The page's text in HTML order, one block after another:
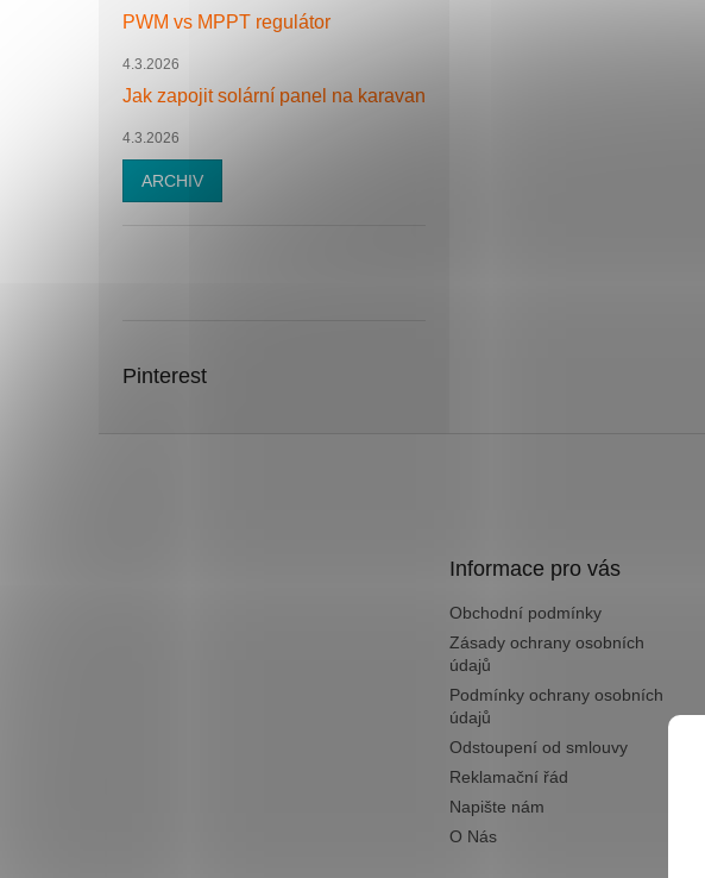
PWM vs MPPT regulátor
4.3.2026
Jak zapojit solární panel na karavan
4.3.2026
ARCHIV
Pinterest
Informace pro vás
Obchodní podmínky
Zásady ochrany osobních
údajů
Podmínky ochrany osobních
údajů
Odstoupení od smlouvy
Reklamační řád
Napište nám
O Nás